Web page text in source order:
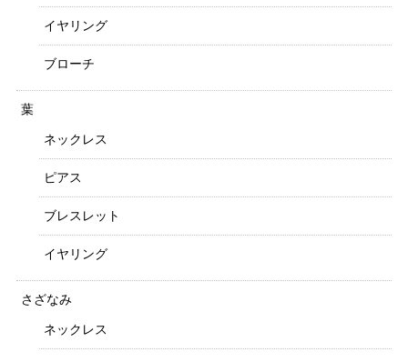
イヤリング
ブローチ
葉
ネックレス
ピアス
ブレスレット
イヤリング
さざなみ
ネックレス